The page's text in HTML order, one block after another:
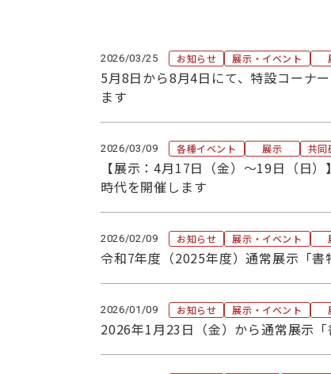
イベント
専門家育成
図書館
閲覧利用
来館できない方のために
文献複写申込及び料金表
資料の撮影・翻刻・掲載
蔵書検索
2026/03/25 お知らせ 展示・イベント
5月8日から8月4日にて、特設コーナー
ます
2026/03/09 各種イベント 展示 共同
【展示：4月17日（金）～19日（日
時代を開催します
2026/02/09 お知らせ 展示・イベント
令和7年度（2025年度）通常展示「
2026/01/09 お知らせ 展示・イベント
2026年1月23日（金）から通常展示